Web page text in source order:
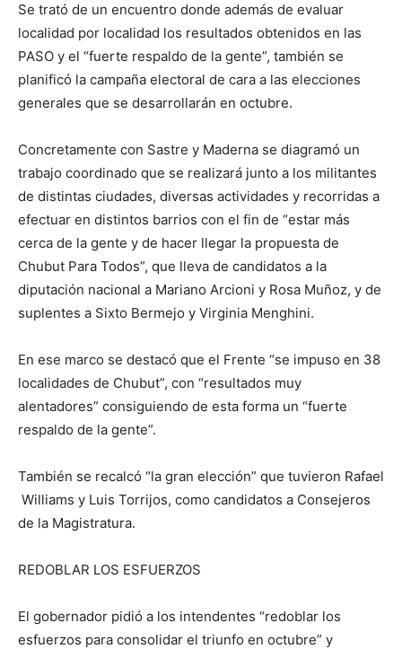
Se trató de un encuentro donde además de evaluar
localidad por localidad los resultados obtenidos en las
PASO y el “fuerte respaldo de la gente”, también se
planificó la campaña electoral de cara a las elecciones
generales que se desarrollarán en octubre.
Concretamente con Sastre y Maderna se diagramó un
trabajo coordinado que se realizará junto a los militantes
de distintas ciudades, diversas actividades y recorridas a
efectuar en distintos barrios con el fin de “estar más
cerca de la gente y de hacer llegar la propuesta de
Chubut Para Todos”, que lleva de candidatos a la
diputación nacional a Mariano Arcioni y Rosa Muñoz, y de
suplentes a Sixto Bermejo y Virginia Menghini.
En ese marco se destacó que el Frente “se impuso en 38
localidades de Chubut”, con “resultados muy
alentadores” consiguiendo de esta forma un “fuerte
respaldo de la gente”.
También se recalcó “la gran elección” que tuvieron Rafael
Williams y Luis Torrijos, como candidatos a Consejeros
de la Magistratura.
REDOBLAR LOS ESFUERZOS
El gobernador pidió a los intendentes “redoblar los
esfuerzos para consolidar el triunfo en octubre” y